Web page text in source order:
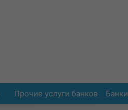
Прочие услуги банков Банки